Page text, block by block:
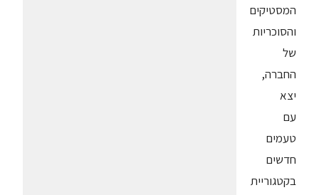
המסטיקים
והסוכריות
של
החברה,
יצא
עם
טעמים
חדשים
בקטגוריית